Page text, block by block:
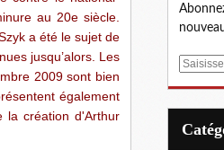
au 20e siècle.
a été le sujet de
jusqu’alors. Les
2009 sont bien
également
la création d'Arthur
E